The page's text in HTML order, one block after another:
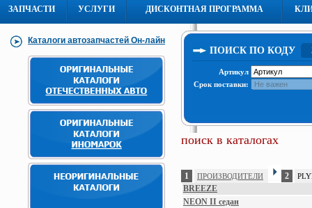
ЗАПЧАСТИ УСЛУГИ ДИСКОНТНАЯ ПРОГРАММА
Каталоги автозапчастей Он-лайн
ПОИСК ПО КОДУ
Артикул
Срок поставки:
поиск в каталогах
1 ПРОИЗВОДИТЕЛИ 2
BREEZE
NEON II седан